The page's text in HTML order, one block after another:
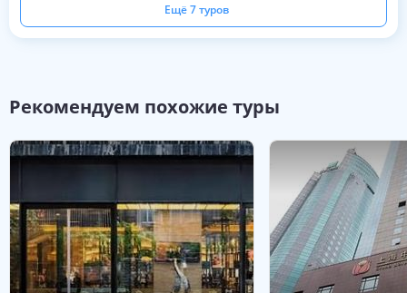
Ещё 7 туров
Рекомендуем похожие туры